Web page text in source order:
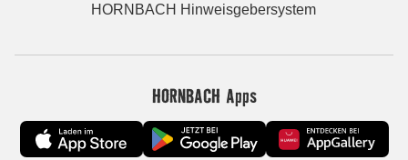
HORNBACH Hinweisgebersystem
HORNBACH Apps